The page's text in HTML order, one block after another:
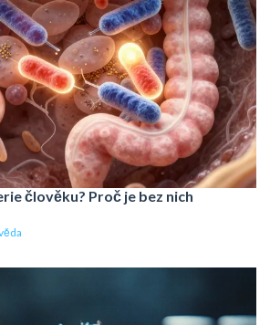
člověku? Proč je bez nich